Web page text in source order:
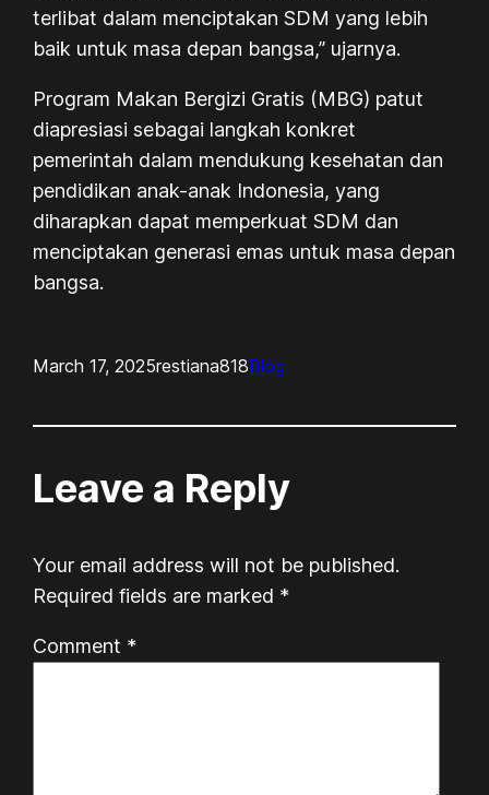
terlibat dalam menciptakan SDM yang lebih
baik untuk masa depan bangsa,” ujarnya.
Program Makan Bergizi Gratis (MBG) patut
diapresiasi sebagai langkah konkret
pemerintah dalam mendukung kesehatan dan
pendidikan anak-anak Indonesia, yang
diharapkan dapat memperkuat SDM dan
menciptakan generasi emas untuk masa depan
bangsa.
March 17, 2025restiana818Blog
Leave a Reply
Your email address will not be published.
Required fields are marked *
Comment *